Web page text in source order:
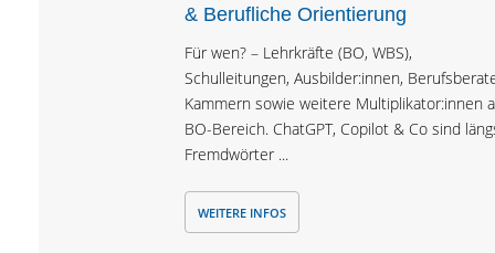
& Berufliche Orientierung
Für wen? – Lehrkräfte (BO, WBS),
Schulleitungen, Ausbilder:innen,
Kammern sowie weitere Multiplikator:innen
BO-Bereich. ChatGPT, Copilot & Co sind
Fremdwörter ...
WEITERE INFOS